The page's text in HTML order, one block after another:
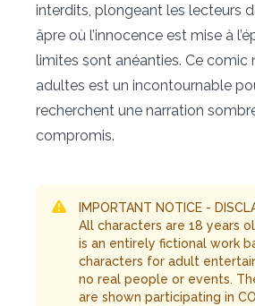
interdits, plongeant les lecteurs
âpre où l’innocence est mise à
limites sont anéanties. Ce comic
adultes est un incontournable
recherchent une narration
compromis.
IMPORTANT NOTICE -
All characters are 18 years
is an entirely fictional work
characters for adult
no real people or events.
are shown participating in